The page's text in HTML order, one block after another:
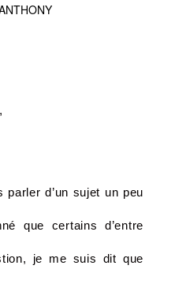
d’un sujet un peu
que certains d’entre
je me suis dit que